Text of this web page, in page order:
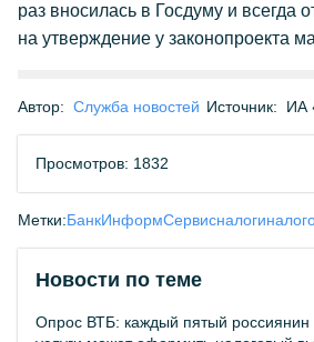
раз вносилась в Госдуму и всегда
на утверждение у законопроекта
Автор: Служба новостей Источник: ИА
Просмотров: 1832
Метки:БанкИнформСервисналоги
Новости по теме
Опрос ВТБ: каждый пятый россиянин